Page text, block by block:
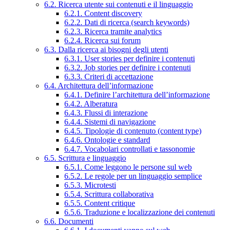
6.2. Ricerca utente sui contenuti e il linguaggio
6.2.1. Content discovery
6.2.2. Dati di ricerca (search keywords)
6.2.3. Ricerca tramite analytics
6.2.4. Ricerca sui forum
6.3. Dalla ricerca ai bisogni degli utenti
6.3.1. User stories per definire i contenuti
6.3.2. Job stories per definire i contenuti
6.3.3. Criteri di accettazione
6.4. Architettura dell’informazione
6.4.1. Definire l’architettura dell’informazione
6.4.2. Alberatura
6.4.3. Flussi di interazione
6.4.4. Sistemi di navigazione
6.4.5. Tipologie di contenuto (content type)
6.4.6. Ontologie e standard
6.4.7. Vocabolari controllati e tassonomie
6.5. Scrittura e linguaggio
6.5.1. Come leggono le persone sul web
6.5.2. Le regole per un linguaggio semplice
6.5.3. Microtesti
6.5.4. Scrittura collaborativa
6.5.5. Content critique
6.5.6. Traduzione e localizzazione dei contenuti
6.6. Documenti